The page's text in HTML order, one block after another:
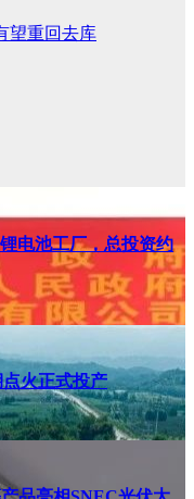
望重回去库
电池工厂，总投资约
火正式投产